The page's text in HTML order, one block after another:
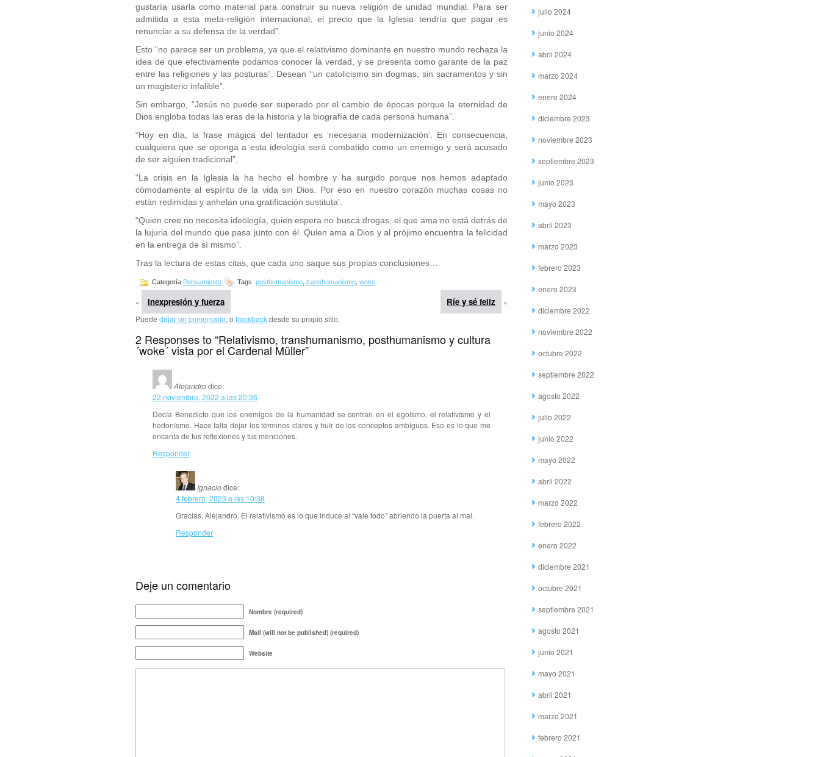
gustaría usarla como material para construir su nueva religión de unidad mundial. Para ser
admitida a esta meta-religión internacional, el precio que la Iglesia tendría que pagar es
renunciar a su defensa de la verdad”.
Esto “no parece ser un problema, ya que el relativismo dominante en nuestro mundo rechaza la
idea de que efectivamente podamos conocer la verdad, y se presenta como garante de la paz
entre las religiones y las posturas”. Desean “un catolicismo sin dogmas, sin sacramentos y sin
un magisterio infalible”.
Sin embargo, “Jesús no puede ser superado por el cambio de épocas porque la eternidad de
Dios engloba todas las eras de la historia y la biografía de cada persona humana”.
“Hoy en día, la frase mágica del tentador es ‘necesaria modernización’. En consecuencia,
cualquiera que se oponga a esta ideología será combatido como un enemigo y será acusado
de ser alguien tradicional”,
“La crisis en la Iglesia la ha hecho el hombre y ha surgido porque nos hemos adaptado
cómodamente al espíritu de la vida sin Dios. Por eso en nuestro corazón muchas cosas no
están redimidas y anhelan una gratificación sustituta’.
“Quien cree no necesita ideología, quien espera no busca drogas, el que ama no está detrás de
la lujuria del mundo que pasa junto con él. Quien ama a Dios y al prójimo encuentra la felicidad
en la entrega de sí mismo”.
Tras la lectura de estas citas, que cada uno saque sus propias conclusiones…
Categoría Pensamiento Tags: posthumanismo transhumanismo woke
« Inexpresión y fuerza Ríe y sé feliz
»
Puede dejar un comentario, o trackbackdesde su propio sitio.
2 Responses to “Relativismo, transhumanismo, posthumanismo y cultura
´woke´ vista por el Cardenal Müller”
Alejandrodice:
22 noviembre, 2022 a las 20:36
Decía Benedicto que los enemigos de la humanidad se centran en el egoísmo, el relativísmo y el
hedonísmo. Hace falta dejar los términos claros y huír de los conceptos ambiguos. Eso es lo que me
encanta de tus reflexiones y tus menciones.
Responder
Ignaciodice:
4 febrero, 2023 a las 10:38
Gracias, Alejandro. El relativismo es lo que induce al “vale todo” abriendo la puerta al mal.
Responder
Deje un comentario
Nombre (required)
Mail (will not be published) (required)
Website
julio 2024
junio 2024
abril 2024
marzo 2024
enero 2024
diciembre 2023
noviembre 2023
septiembre 2023
junio 2023
mayo 2023
abril 2023
marzo 2023
febrero 2023
enero 2023
diciembre 2022
noviembre 2022
octubre 2022
septiembre 2022
agosto 2022
julio 2022
junio 2022
mayo 2022
abril 2022
marzo 2022
febrero 2022
enero 2022
diciembre 2021
octubre 2021
septiembre 2021
agosto 2021
junio 2021
mayo 2021
abril 2021
marzo 2021
febrero 2021